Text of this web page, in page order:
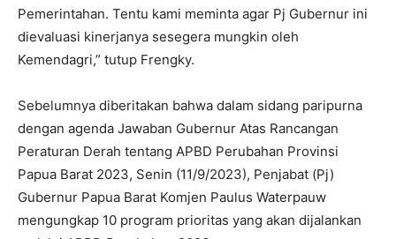
Pemerintahan. Tentu kami meminta agar Pj Gubernur ini
dievaluasi kinerjanya sesegera mungkin oleh
Kemendagri,” tutup Frengky.
Sebelumnya diberitakan bahwa dalam sidang paripurna
dengan agenda Jawaban Gubernur Atas Rancangan
Peraturan Derah tentang APBD Perubahan Provinsi
Papua Barat 2023, Senin (11/9/2023), Penjabat (Pj)
Gubernur Papua Barat Komjen Paulus Waterpauw
mengungkap 10 program prioritas yang akan dijalankan